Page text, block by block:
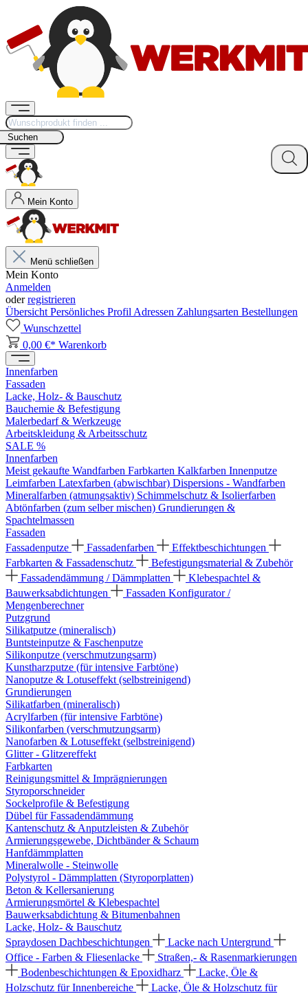
Suchen
Mein Konto
Menü schließen
Mein Konto
Anmelden
oderregistrieren
Übersicht Persönliches Profil Adressen Zahlungsarten Bestellungen
Wunschzettel
0,00 €* Warenkorb
Innenfarben
Fassaden
Lacke, Holz- & Bauschutz
Bauchemie & Befestigung
Malerbedarf & Werkzeuge
Arbeitskleidung & Arbeitsschutz
SALE %
Innenfarben
Meist gekaufte Wandfarben Farbkarten Kalkfarben Innenputze
Leimfarben Latexfarben (abwischbar) Dispersions - Wandfarben
Mineralfarben (atmungsaktiv) Schimmelschutz & Isolierfarben
Abtönfarben (zum selber mischen) Grundierungen &
Spachtelmassen
Fassaden
Fassadenputze
Fassadenfarben
Effektbeschichtungen
Farbkarten & Fassadenschutz
Befestigungsmaterial & Zubehör
Fassadendämmung / Dämmplatten
Klebespachtel &
Bauwerksabdichtungen
Fassaden Konfigurator /
Mengenberechner
Putzgrund
Silikatputze (mineralisch)
Buntsteinputze & Faschenputze
Silikonputze (verschmutzungsarm)
Kunstharzputze (für intensive Farbtöne)
Nanoputze & Lotuseffekt (selbstreinigend)
Grundierungen
Silikatfarben (mineralisch)
Acrylfarben (für intensive Farbtöne)
Silikonfarben (verschmutzungsarm)
Nanofarben & Lotuseffekt (selbstreinigend)
Glitter - Glitzereffekt
Farbkarten
Reinigungsmittel & Imprägnierungen
Styroporschneider
Sockelprofile & Befestigung
Dübel für Fassadendämmung
Kantenschutz & Anputzleisten & Zubehör
Armierungsgewebe, Dichtbänder & Schaum
Hanfdämmplatten
Mineralwolle - Steinwolle
Polystyrol - Dämmplatten (Styroporplatten)
Beton & Kellersanierung
Armierungsmörtel & Klebespachtel
Bauwerksabdichtung & Bitumenbahnen
Lacke, Holz- & Bauschutz
Spraydosen Dachbeschichtungen
Lacke nach Untergrund
Office - Farben & Fliesenlacke
Straßen,- & Rasenmarkierungen
Bodenbeschichtungen & Epoxidharz
Lacke, Öle &
Holzschutz für Innenbereiche
Lacke, Öle & Holzschutz für